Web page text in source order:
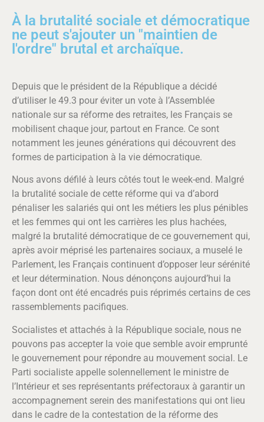
À la brutalité sociale et démocratique
ne peut s'ajouter un "maintien de
l'ordre" brutal et archaïque.
Depuis que le président de la République a décidé
d’utiliser le 49.3 pour éviter un vote à l’Assemblée
nationale sur sa réforme des retraites, les Français se
mobilisent chaque jour, partout en France. Ce sont
notamment les jeunes générations qui découvrent des
formes de participation à la vie démocratique.
Nous avons défilé à leurs côtés tout le week-end. Malgré
la brutalité sociale de cette réforme qui va d’abord
pénaliser les salariés qui ont les métiers les plus pénibles
et les femmes qui ont les carrières les plus hachées,
malgré la brutalité démocratique de ce gouvernement qui,
après avoir méprisé les partenaires sociaux, a muselé le
Parlement, les Français continuent d’opposer leur sérénité
et leur détermination. Nous dénonçons aujourd’hui la
façon dont ont été encadrés puis réprimés certains de ces
rassemblements pacifiques.
Socialistes et attachés à la République sociale, nous ne
pouvons pas accepter la voie que semble avoir emprunté
le gouvernement pour répondre au mouvement social. Le
Parti socialiste appelle solennellement le ministre de
l’Intérieur et ses représentants préfectoraux à garantir un
accompagnement serein des manifestations qui ont lieu
dans le cadre de la contestation de la réforme des